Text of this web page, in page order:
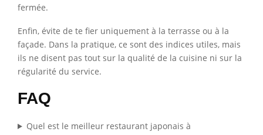
fermée.
Enfin, évite de te fier uniquement à la terrasse ou à la
façade. Dans la pratique, ce sont des indices utiles, mais
ils ne disent pas tout sur la qualité de la cuisine ni sur la
régularité du service.
FAQ
Quel est le meilleur restaurant japonais à